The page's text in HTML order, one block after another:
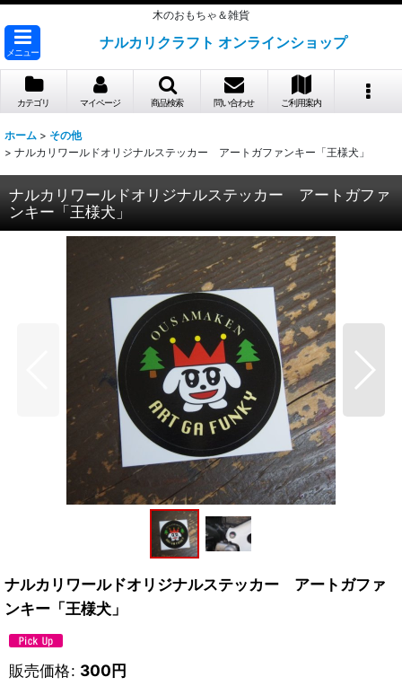
木のおもちゃ＆雑貨
メニュー
ナルカリクラフト オンラインショップ
カテゴリ マイページ 商品検索 問い合わせ ご利用案内
ホーム > その他
> ナルカリワールドオリジナルステッカー アートガファンキー「王様犬」
ナルカリワールドオリジナルステッカー アートガファ
ンキー「王様犬」
ナルカリワールドオリジナルステッカー アートガファ
ンキー「王様犬」
販売価格: 300円